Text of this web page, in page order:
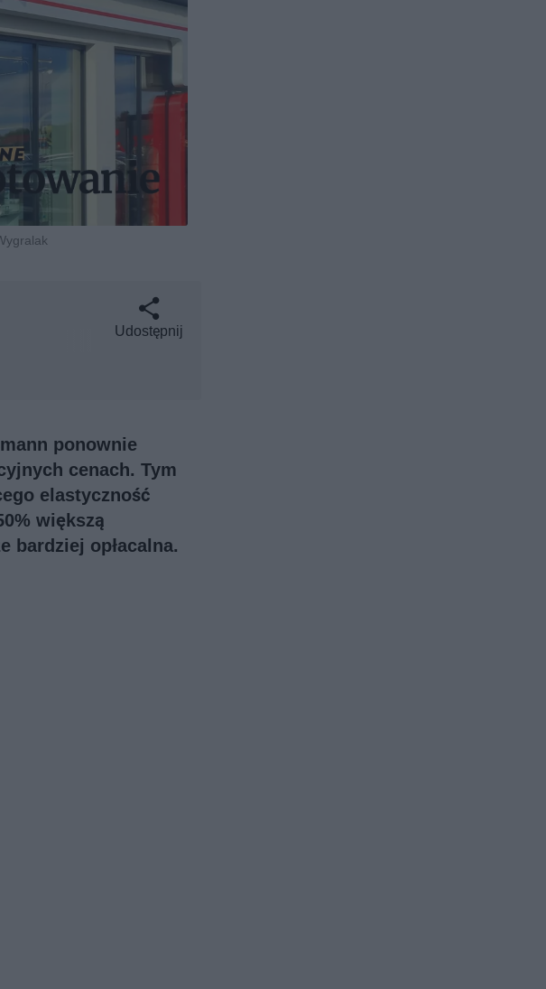
Udostępnij
ponownie
cenach. Tym
elastyczność
większą
bardziej opłacalna.